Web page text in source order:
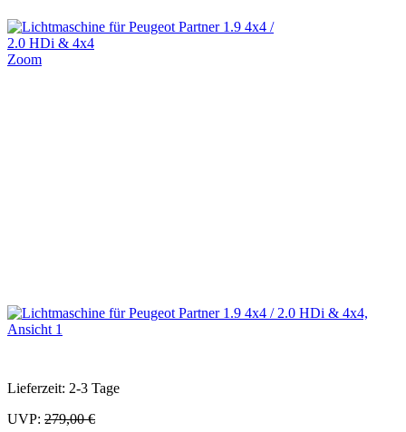
Zoom
Lieferzeit: 2-3 Tage
UVP: 279,00 €